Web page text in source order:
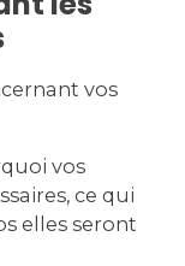
vos
vos
ce qui
elles seront